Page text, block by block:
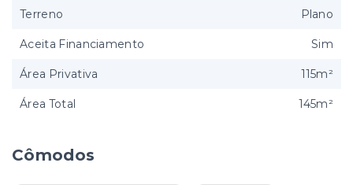
Cômodos
Terreno Plano
Aceita Financiamento Sim
Área Privativa 115m²
Área Total 145m²